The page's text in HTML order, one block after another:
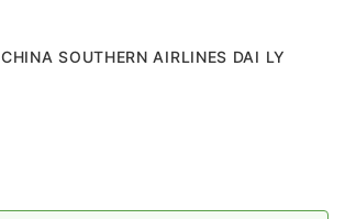
CHINA SOUTHERN AIRLINES DAI LY